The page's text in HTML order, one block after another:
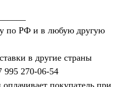
по РФ и в любую другую
в другие страны
995 270‑06‑54‬